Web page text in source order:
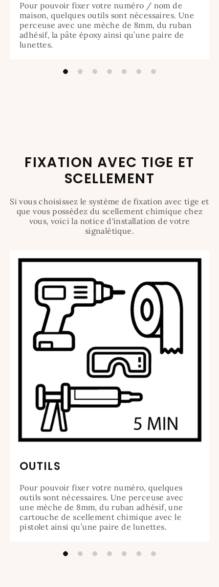
Pour pouvoir fixer votre numéro / nom de
maison, quelques outils sont nécessaires. Une
perceuse avec une mèche de 8mm, du ruban
adhésif, la pâte époxy ainsi qu’une paire de
lunettes.
FIXATION AVEC TIGE ET
SCELLEMENT
Si vous choisissez le système de fixation avec tige et
que vous possédez du scellement chimique chez
vous, voici la notice d'installation de votre
signalétique.
OUTILS
Pour pouvoir fixer votre numéro, quelques
outils sont nécessaires. Une perceuse avec
une mèche de 8mm, du ruban adhésif, une
cartouche de scellement chimique avec le
pistolet ainsi qu’une paire de lunettes.